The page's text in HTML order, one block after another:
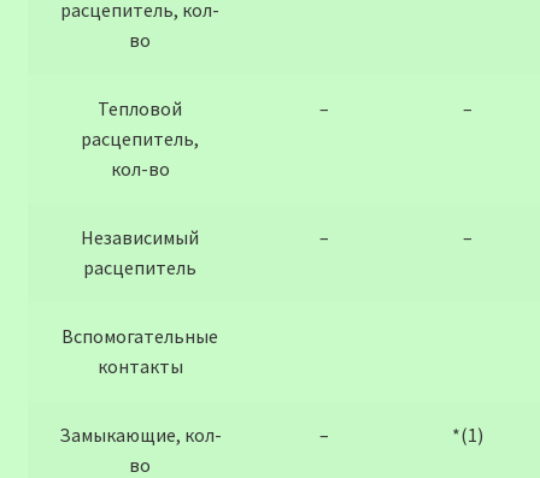
расцепитель, кол-
во
Тепловой
расцепитель,
кол-во
– –
Независимый
расцепитель
– –
Вспомогательные
контакты
Замыкающие, кол-
во
– *(1)